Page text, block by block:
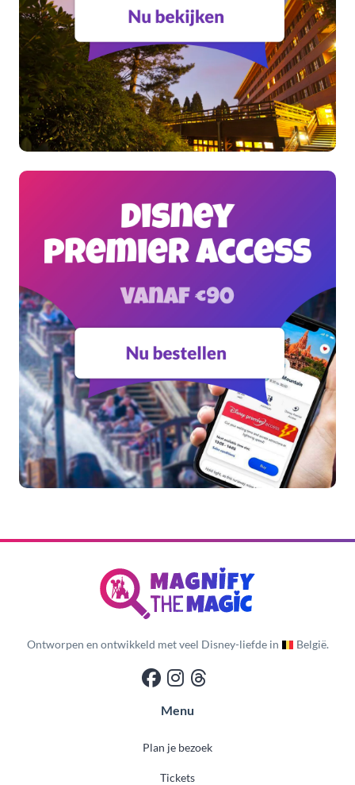
Ontworpen en ontwikkeld met veel Disney-liefde in België.
Menu
Plan je bezoek
Tickets